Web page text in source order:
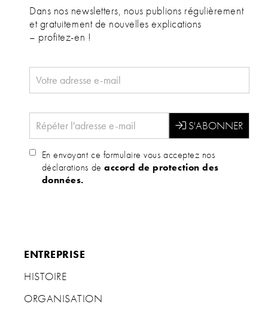
Dans nos newsletters, nous publions régulièrement
et gratuitement de nouvelles explications
– profitez-en !
En envoyant ce formulaire vous acceptez nos
déclarations deaccord de protection des
données.
ENTREPRISE
HISTOIRE
ORGANISATION